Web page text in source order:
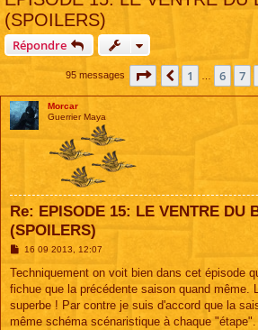
(SPOILERS)
Répondre
95 messages Page sur 10
Précédente
1 6 7
Morcar
Guerrier Maya
Re: EPISODE 15: LE VENTRE DU
(SPOILERS)
M
s
a
g
e
16 09 2013, 12:07
Techniquement on voit bien dans cet épisode
fichue que la précédente saison quand même.
superbe ! Par contre je suis d'accord que la
même schéma scénaristique à chaque